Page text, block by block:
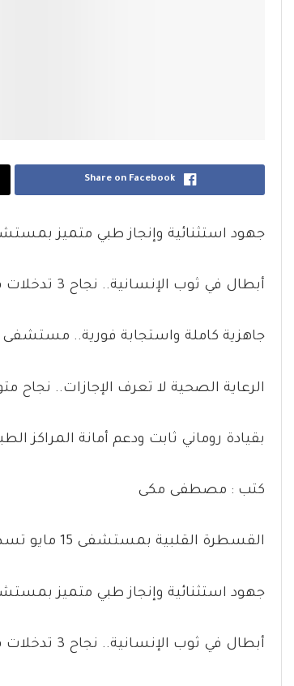
Share on Facebook
جهود استثنائية وإنجاز طبي متميز بمستشفى 15 مايو التخصصي خلال
أبطال في ثوب الإنسانية.. نجاح 3 تدخلات قلبية عاجلة بمستشفى 15 مايو التخصصي
جاهزية كاملة واستجابة فورية.. مستشفى 15 مايو تنقذ مرضى جلطات القلب خلال العيد
الرعاية الصحية لا تعرف الإجازات.. نجاح متواصل
بقيادة روماني ثابت ودعم أمانة المراكز
كتب : مصطفى مكى
القسطرة القلبية بمستشفى 15 مايو تسطر ملحمة طبية جديدة في أيام عيد الأضحى
جهود استثنائية وإنجاز طبي متميز بمستشفى 15 مايو التخصصي خلال
أبطال في ثوب الإنسانية.. نجاح 3 تدخلات قلبية عاجلة بمستشفى 15 مايو التخصصي